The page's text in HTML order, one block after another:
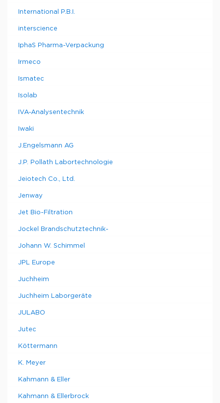
International P.B.I.
interscience
IphaS Pharma-Verpackung
Irmeco
Ismatec
Isolab
IVA-Analysentechnik
Iwaki
J.Engelsmann AG
J.P. Pollath Labortechnologie
Jeiotech Co., Ltd.
Jenway
Jet Bio-Filtration
Jockel Brandschutztechnik-
Johann W. Schimmel
JPL Europe
Juchheim
Juchheim Laborgeräte
JULABO
Jutec
Köttermann
K. Meyer
Kahmann & Eller
Kahmann & Ellerbrock